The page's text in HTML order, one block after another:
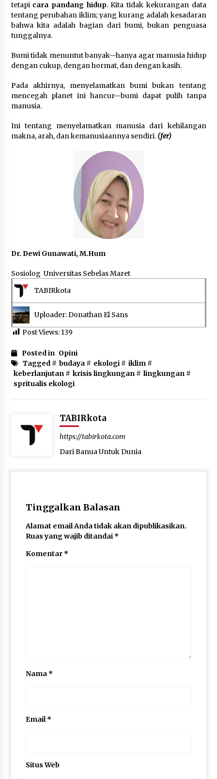
tetapi cara pandang hidup. Kita tidak kekurangan data
tentang perubahan iklim; yang kurang adalah kesadaran
bahwa kita adalah bagian dari bumi, bukan penguasa
tunggalnya.
Bumi tidak menuntut banyak—hanya agar manusia hidup
dengan cukup, dengan hormat, dan dengan kasih.
Pada akhirnya, menyelamatkan bumi bukan tentang
mencegah planet ini hancur—bumi dapat pulih tanpa
manusia.
Ini tentang menyelamatkan manusia dari kehilangan
makna, arah, dan kemanusiaannya sendiri. (fer)
Dr. Dewi Gunawati, M.Hum
Sosiolog Universitas Sebelas Maret
TABIRkota
Uploader: Donathan El Sans
Post Views: 139
Posted in Opini
Tagged # budaya# ekologi# iklim#
keberlanjutan# krisis lingkungan# lingkungan#
spritualis ekologi
TABIRkota
https://tabirkota.com
Dari Banua Untuk Dunia
Tinggalkan Balasan
Alamat email Anda tidak akan dipublikasikan.
Ruas yang wajib ditandai *
Komentar *
Nama *
Email*
Situs Web